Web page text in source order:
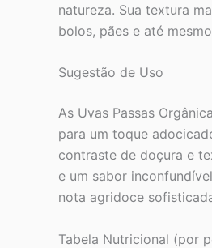
natureza. Sua textura
bolos, pães e até
Sugestão de Uso
As Uvas Passas
para um toque
contraste de doçura e
e um sabor
nota agridoce
Tabela Nutricional (por